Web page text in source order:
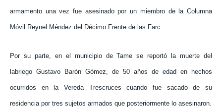
armamento una vez fue asesinado por un miembro de la Columna
Móvil Reynel Méndez del Décimo Frente de las Farc.
Por su parte, en el municipio de Tame se reportó la muerte del
labriego Gustavo Barón Gómez, de 50 años de edad en hechos
ocurridos en la Vereda Trescruces cuando fue sacado de su
residencia por tres sujetos armados que posteriormente lo asesinaron.